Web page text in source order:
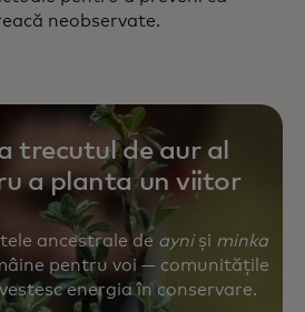
neobservate.
trecutul de aur al
a planta un viitor
ancestrale de ayniși minka
pentru voi — comunitățile
energia în conservare.